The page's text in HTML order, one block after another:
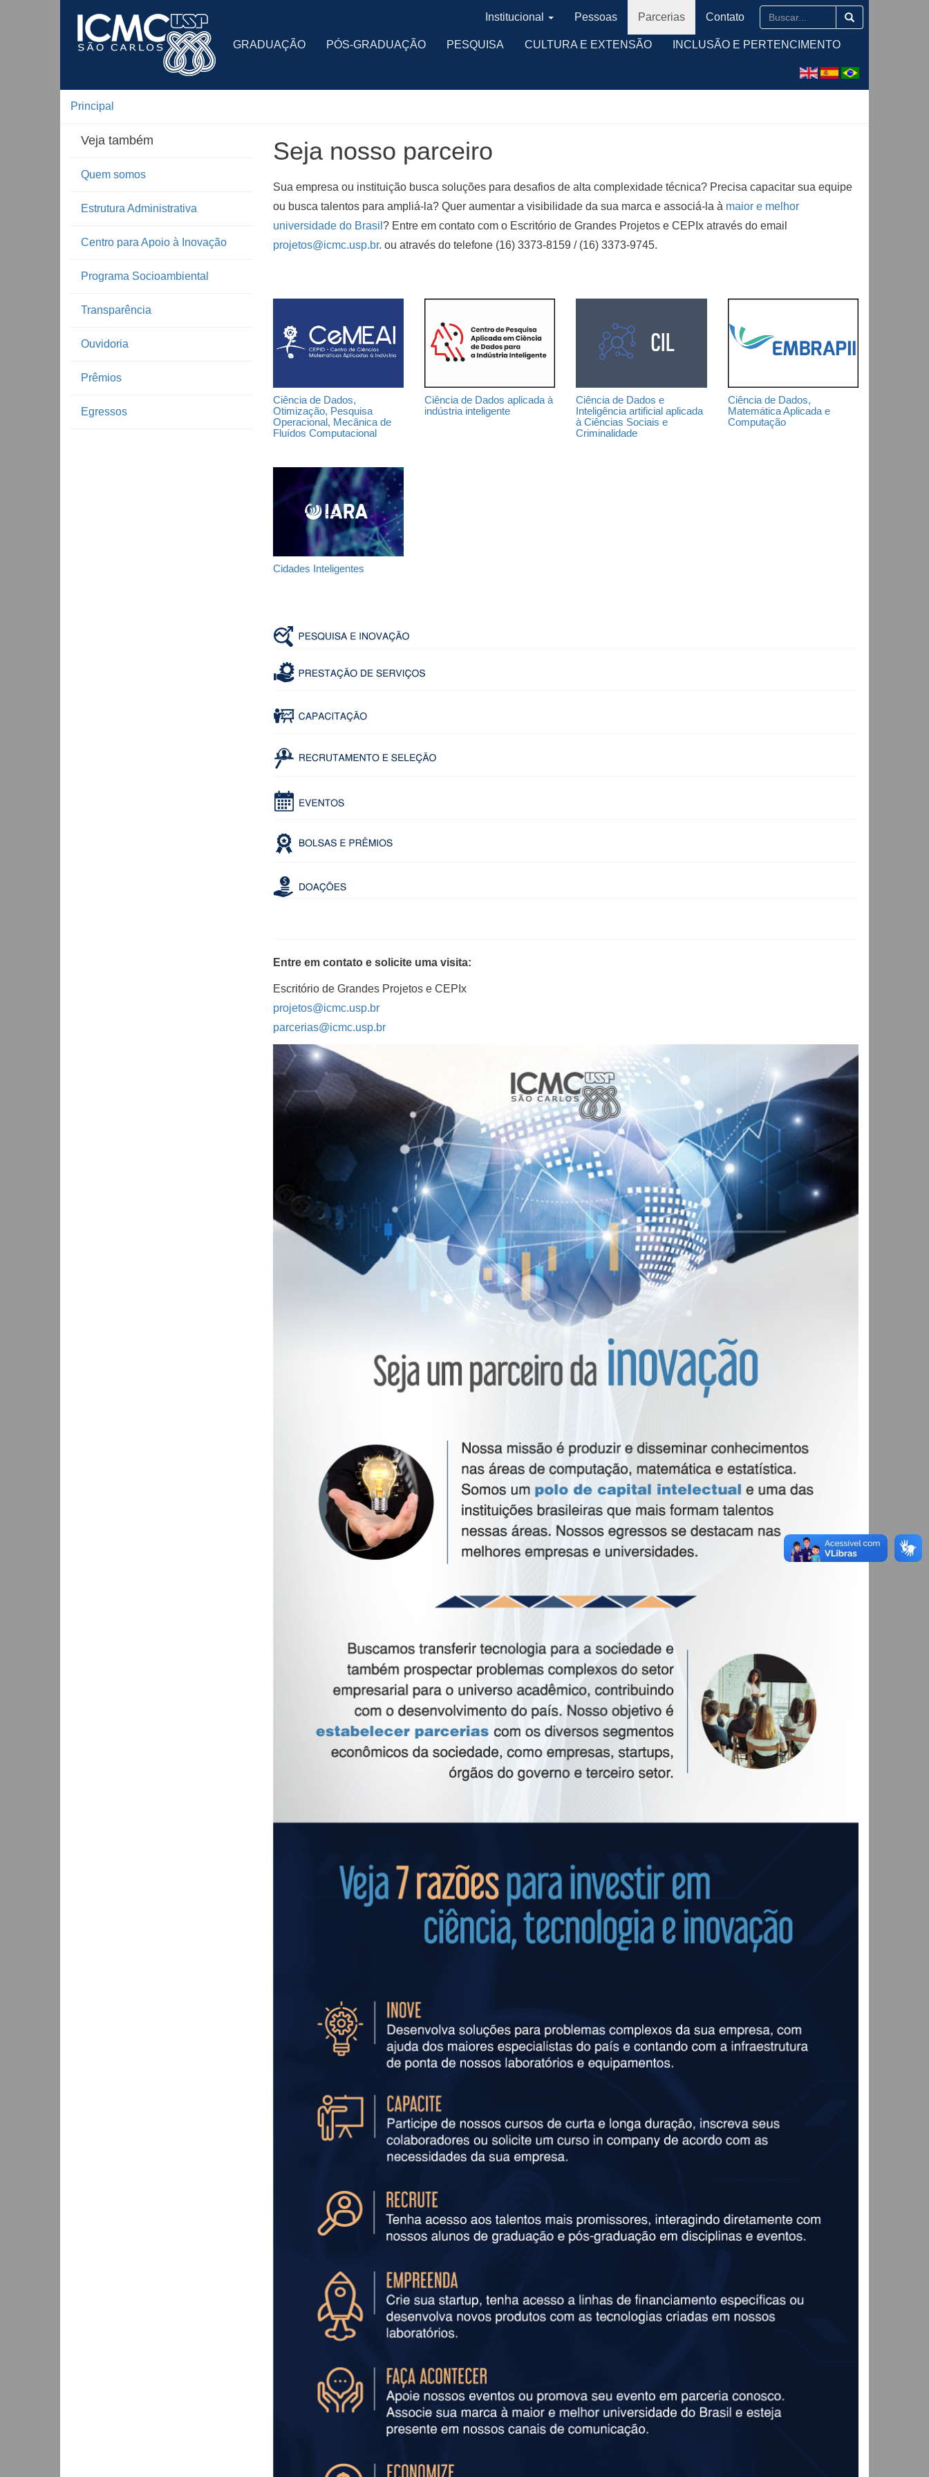
GRADUAÇÃO PÓS-GRADUAÇÃO PESQUISA CULTURA E EXTENSÃO INCLUSÃO E PERTENCIMENTO
Institucional Pessoas Parcerias Contato
Principal
Veja também
Quem somos
Estrutura Administrativa
Centro para Apoio à Inovação
Programa Socioambiental
Transparência
Ouvidoria
Prêmios
Egressos
Seja nosso parceiro
Sua empresa ou instituição busca soluções para desafios de alta complexidade técnica? Precisa capacitar sua equipe
ou busca talentos para ampliá-la? Quer aumentar a visibilidade da sua marca e associá-la à maior e melhor
universidade do Brasil ? Entre em contato com o Escritório de Grandes Projetos e CEPIx através do email
projetos@icmc.usp.br. ou através do telefone (16) 3373-8159 / (16) 3373-9745.
Ciência de Dados,
Otimização, Pesquisa
Operacional, Mecânica de
Fluídos Computacional
Ciência de Dados aplicada à
indústria inteligente
Ciência de Dados e
Inteligência artificial aplicada
à Ciências Sociais e
Criminalidade
Ciência de Dados,
Matemática Aplicada e
Computação
Cidades Inteligentes
Entre em contato e solicite uma visita:
Escritório de Grandes Projetos e CEPIx
projetos@icmc.usp.br
parcerias@icmc.usp.br